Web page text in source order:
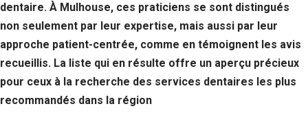
dentaire. À Mulhouse, ces praticiens se sont distingués
non seulement par leur expertise, mais aussi par leur
approche patient-centrée, comme en témoignent les avis
recueillis. La liste qui en résulte offre un aperçu précieux
pour ceux à la recherche des services dentaires les plus
recommandés dans la région